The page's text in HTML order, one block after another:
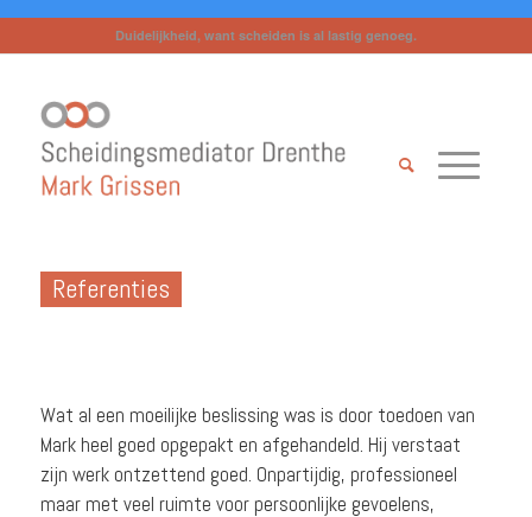
Duidelijkheid, want scheiden is al lastig genoeg.
Referenties
Wat al een moeilijke beslissing was is door toedoen van
Mark heel goed opgepakt en afgehandeld. Hij verstaat
zijn werk ontzettend goed. Onpartijdig, professioneel
maar met veel ruimte voor persoonlijke gevoelens,